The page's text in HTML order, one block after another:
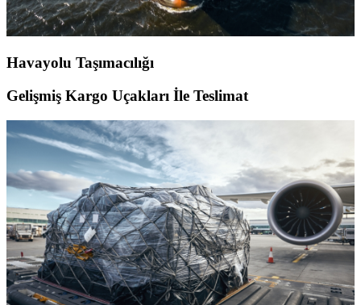
Havayolu Taşımacılığı
Gelişmiş Kargo Uçakları İle Teslimat